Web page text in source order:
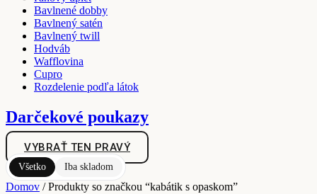
Bavlnené dobby
Bavlnený satén
Bavlnený twill
Hodváb
Wafflovina
Cupro
Rozdelenie podľa látok
Darčekové poukazy
VYBRAŤ TEN PRAVÝ
Všetko Iba skladom
Domov / Produkty so značkou “kabátik s opaskom”